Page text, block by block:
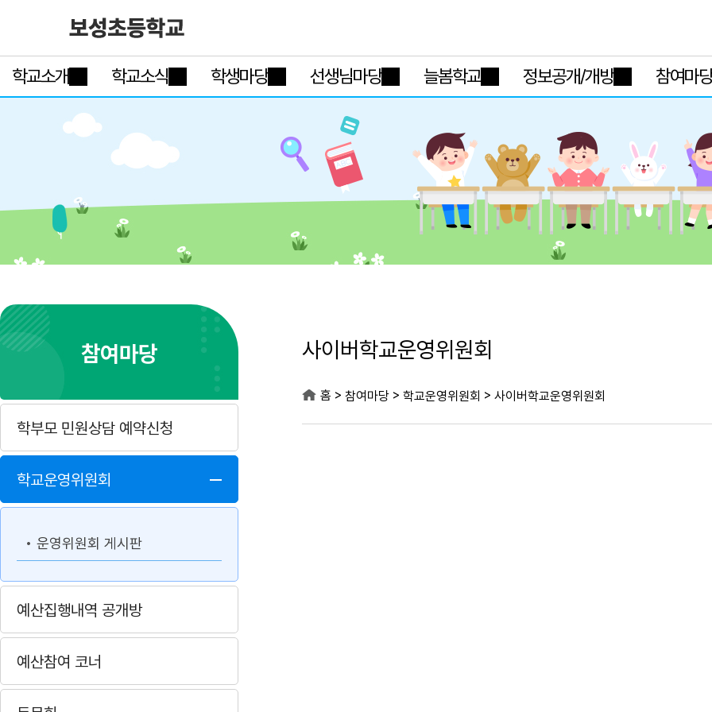
학교소개 학교소식 학생마당 선생님마당 늘봄학교 정보공개/개방 참여마당
참여마당
학부모 민원상담 예약신청
학교운영위원회
운영위원회 게시판
예산집행내역 공개방
예산참여 코너
사이버학교운영위원회
홈 > 참여마당 > 학교운영위원회 > 사이버학교운영위원회